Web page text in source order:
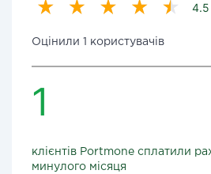
4.5
Оцінили 1 користувачів
1
клієнтів Portmone сплатили
минулого місяця